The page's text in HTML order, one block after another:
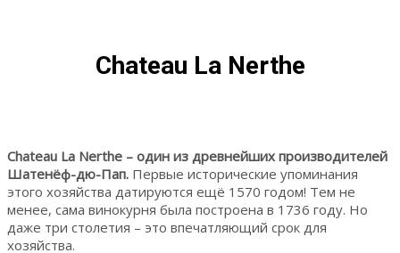
Chateau La Nerthe
Chateau La Nerthe – один из древнейших производителей
Шатенёф-дю-Пап. Первые исторические упоминания
этого хозяйства датируются ещё 1570 годом! Тем не
менее, сама винокурня была построена в 1736 году. Но
даже три столетия – это впечатляющий срок для
хозяйства.